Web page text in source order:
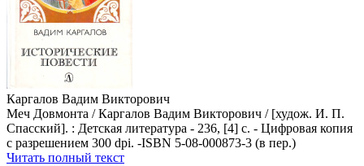
Каргалов Вадим Викторович
Меч Довмонта / Каргалов Вадим Викторович / [худож. И. П.
Спасский]. : Детская литература - 236, [4] с. - Цифровая копия
с разрешением 300 dpi. -ISBN 5-08-000873-3 (в пер.)
Читать полный текст